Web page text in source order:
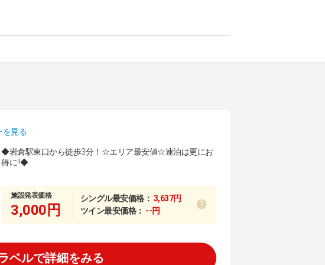
を見る
◆岩倉駅東口から徒歩3分！☆エリア最安値☆連泊は更にお
得に!!◆
施設発表価格
3,000円
シングル最安価格： 3,637円
ツイン最安価格： --円
ベルで詳細をみる